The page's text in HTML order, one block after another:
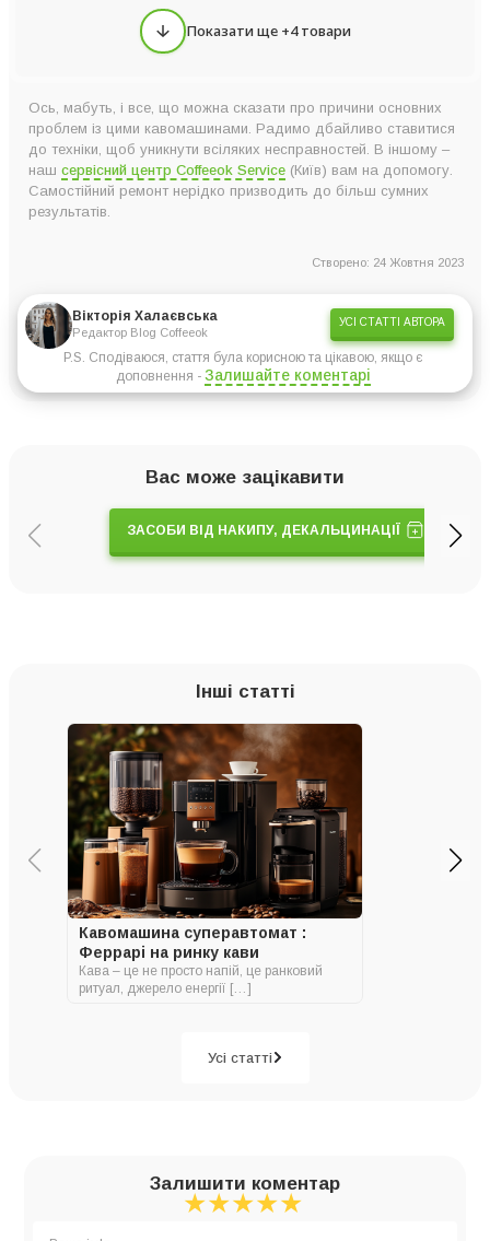
Показати ще +4 товари
Ось, мабуть, і все, що можна сказати про причини основних
проблем із цими кавомашинами. Радимо дбайливо ставитися
до техніки, щоб уникнути всіляких несправностей. В іншому –
наш сервісний центр Coffeeok Service (Київ) вам на допомогу.
Самостійний ремонт нерідко призводить до більш сумних
результатів.
Створено: 24 Жовтня 2023
Вікторія Халаєвська
Редактор Blog Coffeeok
УСІ СТАТТІ АВТОРА
P.S. Сподіваюся, стаття була корисною та цікавою, якщо є
доповнення - Залишайте коментарі
Вас може зацікавити
ЗАСОБИ ВІД НАКИПУ, ДЕКАЛЬЦИНАЦІЇ
Інші статті
Кавомашина суперавтомат :
Феррарі на ринку кави
Кава – це не просто напій, це ранковий
ритуал, джерело енергії […]
Усі статті
Залишити коментар
★
★★
★★★
★★★★
★★★★★